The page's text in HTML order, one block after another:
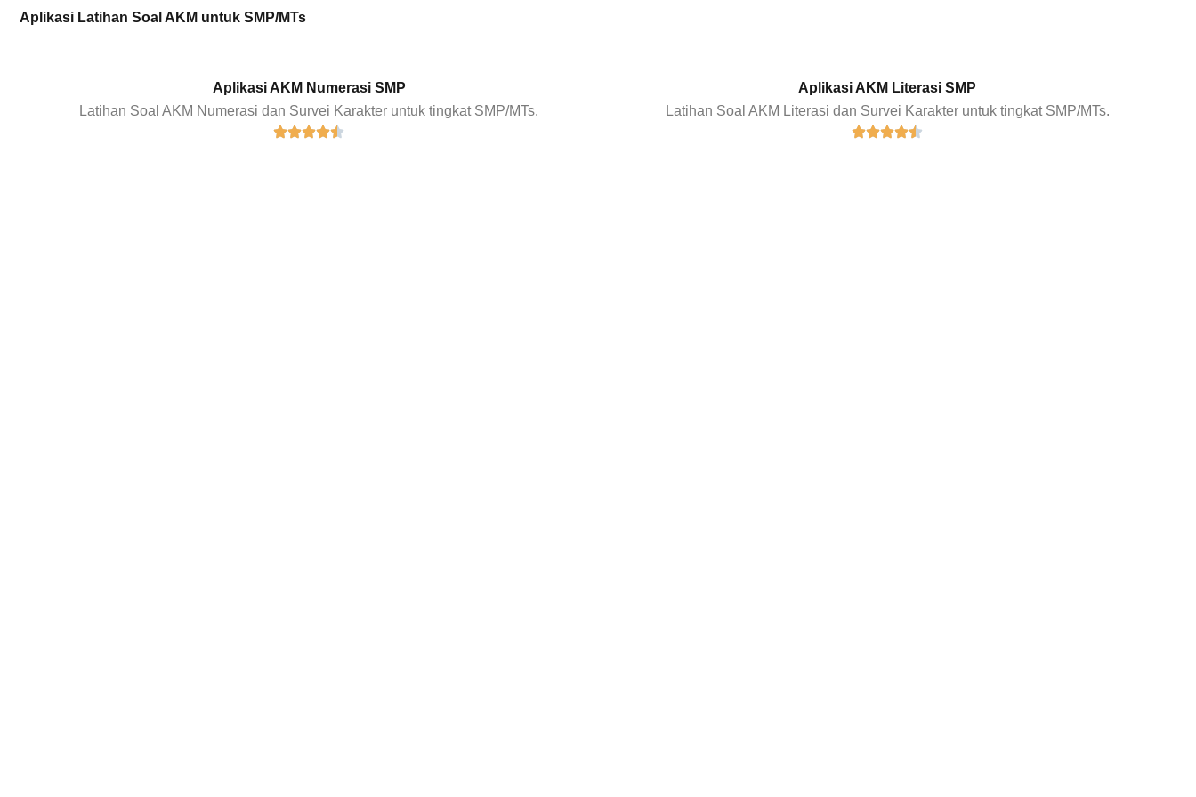
Aplikasi Latihan Soal AKM untuk SMP/MTs
Aplikasi AKM Numerasi SMP
Latihan Soal AKM Numerasi dan Survei Karakter untuk tingkat SMP/MTs.
Aplikasi AKM Literasi SMP
Latihan Soal AKM Literasi dan Survei Karakter untuk tingkat SMP/MTs.